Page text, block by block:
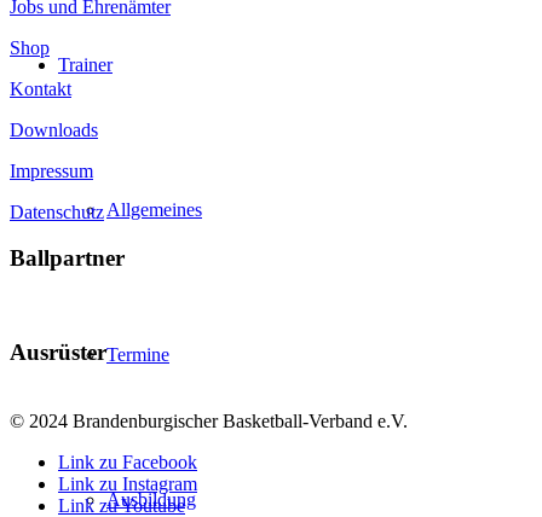
Trainer
Allgemeines
Termine
Ausbildung
Jobs und Ehrenämter
Shop
Kontakt
Downloads
Impressum
Datenschutz
Ballpartner
Ausrüster
© 2024 Brandenburgischer Basketball-Verband e.V.
Link zu Facebook
Link zu Instagram
Link zu Youtube